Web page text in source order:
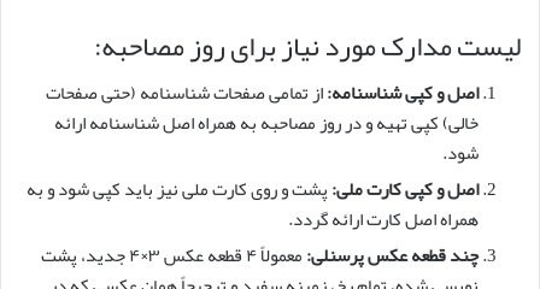
لیست مدارک مورد نیاز برای روز مصاحبه:
اصل و کپی شناسنامه:از تمامی صفحات شناسنامه (حتی صفحات
خالی) کپی تهیه و در روز مصاحبه به همراه اصل شناسنامه ارائه
شود.
اصل و کپی کارت ملی:پشت و روی کارت ملی نیز باید کپی شود و به
همراه اصل کارت ارائه گردد.
چند قطعه عکس پرسنلی:
معمولاً ۴ قطعه عکس ۳×۴ جدید، پشت